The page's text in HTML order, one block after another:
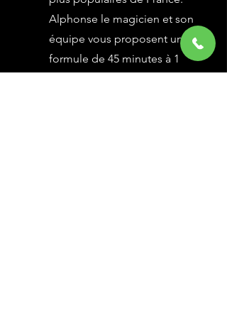
Alphonse le magicien et son
équipe vous proposent une
formule de 45 minutes à 1